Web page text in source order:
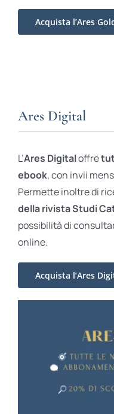
Acquista l’Ares
Ares Digital
L’Ares Digitaloffre
ebook, con invii
Permette inoltre di
della rivista Studi
possibilità di
online.
Acquista l’Ares